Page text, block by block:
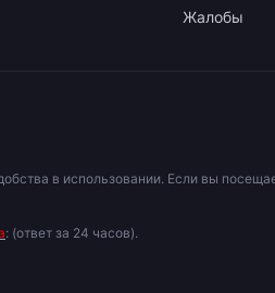
Жалобы
в использовании. Если вы
: (ответ за 24 часов).